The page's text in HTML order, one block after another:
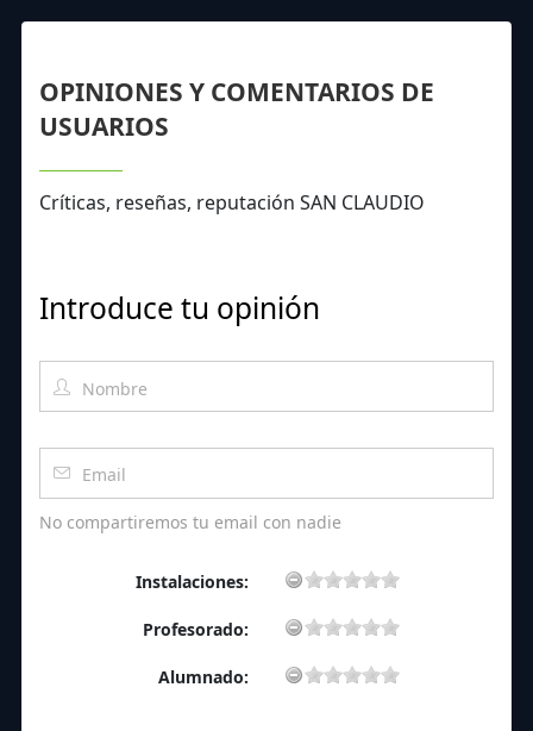
OPINIONES Y COMENTARIOS DE
USUARIOS
Críticas, reseñas, reputación SAN CLAUDIO
Introduce tu opinión
No compartiremos tu email con nadie
Instalaciones:
Profesorado:
Alumnado: